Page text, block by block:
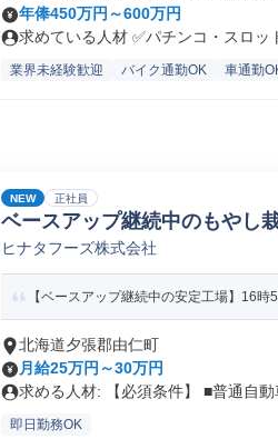
年俸450万円～600万円
求めている人材 ✅パチンコ・スロッ
業界未経験歓迎 バイク通勤OK 車通勤
NEW 正社員
ベースアップ継続中のもやし
ヒナタフーズ株式会社
【ベースアップ継続中の安定工場】16
北海道夕張郡由仁町
月給25万円～30万円
求める人材: 【必須条件】 ■普通自動
即日勤務OK